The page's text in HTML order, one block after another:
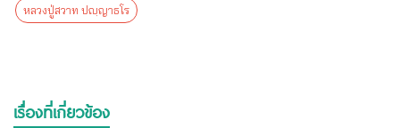
หลวงปู่สวาท ปญฺญาธโร
เรื่องที่เกี่ยวข้อง